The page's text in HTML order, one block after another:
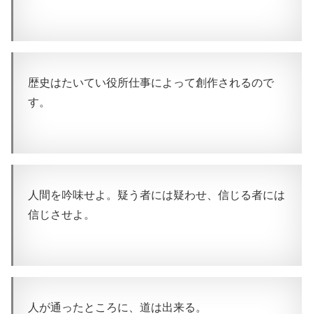
歴史はたいてい役所仕事によって創作されるので
す。
人間を吟味せよ。疑う者には疑わせ、信じる者には
信じさせよ。
人が通ったところに、道は出来る。